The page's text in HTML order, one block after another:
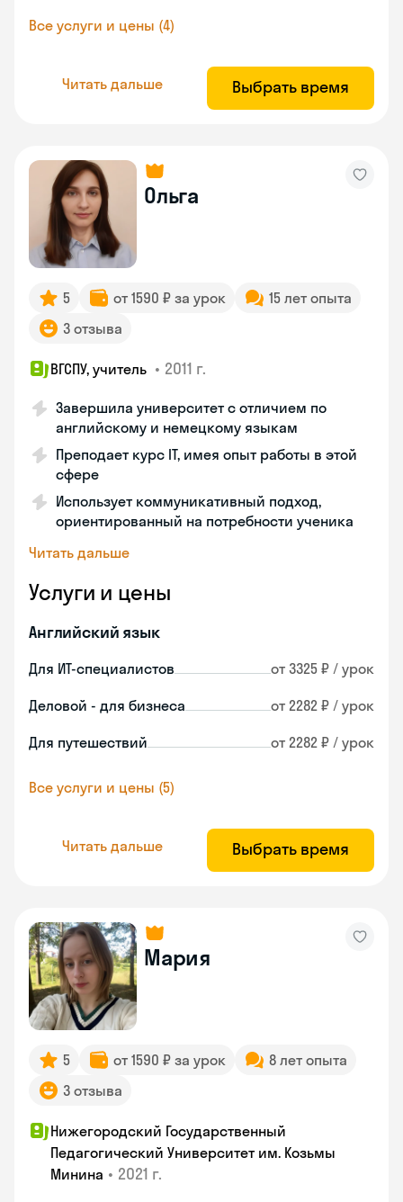
Все услуги и цены (4)
Читать дальше Выбрать время
Ольга
5 от 1590 ₽ за урок
15 лет опыта
3 отзыва
ВГСПУ, учитель • 2011 г.
Завершила университет с отличием по
английскому и немецкому языкам
Преподает курс IT, имея опыт работы в этой
сфере
Использует коммуникативный подход,
ориентированный на потребности ученика
Читать дальше
Услуги и цены
Английский язык
Для ИТ-специалистов от 3325 ₽ / урок
Деловой - для бизнеса от 2282 ₽ / урок
Для путешествий от 2282 ₽ / урок
Все услуги и цены (5)
Читать дальше Выбрать время
Мария
5 от 1590 ₽ за урок
8 лет опыта
3 отзыва
Нижегородский Государственный
Педагогический Университет им. Козьмы
Минина • 2021 г.